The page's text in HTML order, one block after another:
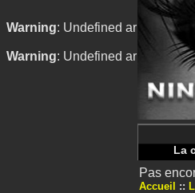
Warning: Undefined array key
Warning: Undefined array key
La
Pas
Accueil